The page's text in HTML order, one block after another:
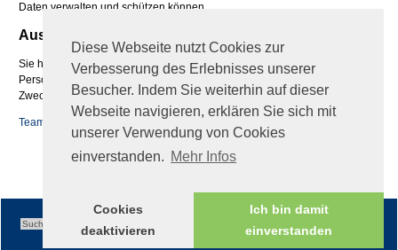
Diese Webseite nutzt Cookies zur
Verbesserung des Erlebnisses unserer
Besucher. Indem Sie weiterhin auf dieser
Webseite navigieren, erklären Sie sich mit
unserer Verwendung von Cookies
einverstanden. Mehr Infos
Cookies
deaktivieren
Ich bin damit
einverstanden
Daten verwalten und schützen können.
Auskunftsrecht
Sie haben jederzeit das Recht auf Auskunft über die bezüglich Ihrer
Person gespeicherten Daten, deren Herkunft und Empfänger sowie den
Zweck der Speicherung
Teamviewer QS
fileadmin/global/TeamViewerQS_de.zip